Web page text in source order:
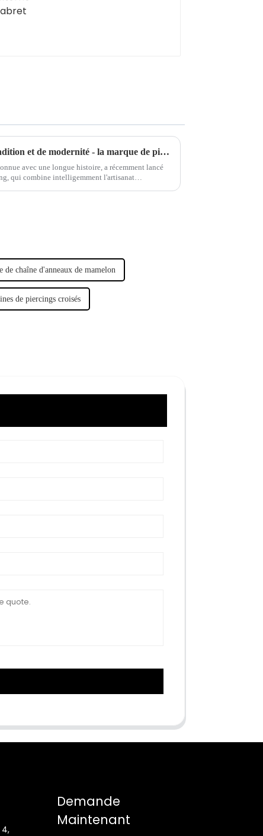
La combinaison parfaite de tradition et de modernité - la marque de piercings séculaire lance une nouvelle série de bijoux
avec une longue histoire, a récemment lancé
qui combine intelligemment l'artisanat
de chaîne d'anneaux de mamelon
de piercings croisés
Demande
Maintenant